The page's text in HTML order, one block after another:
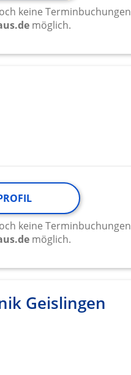
keine Terminbuchungen
möglich.
keine Terminbuchungen
möglich.
Geislingen